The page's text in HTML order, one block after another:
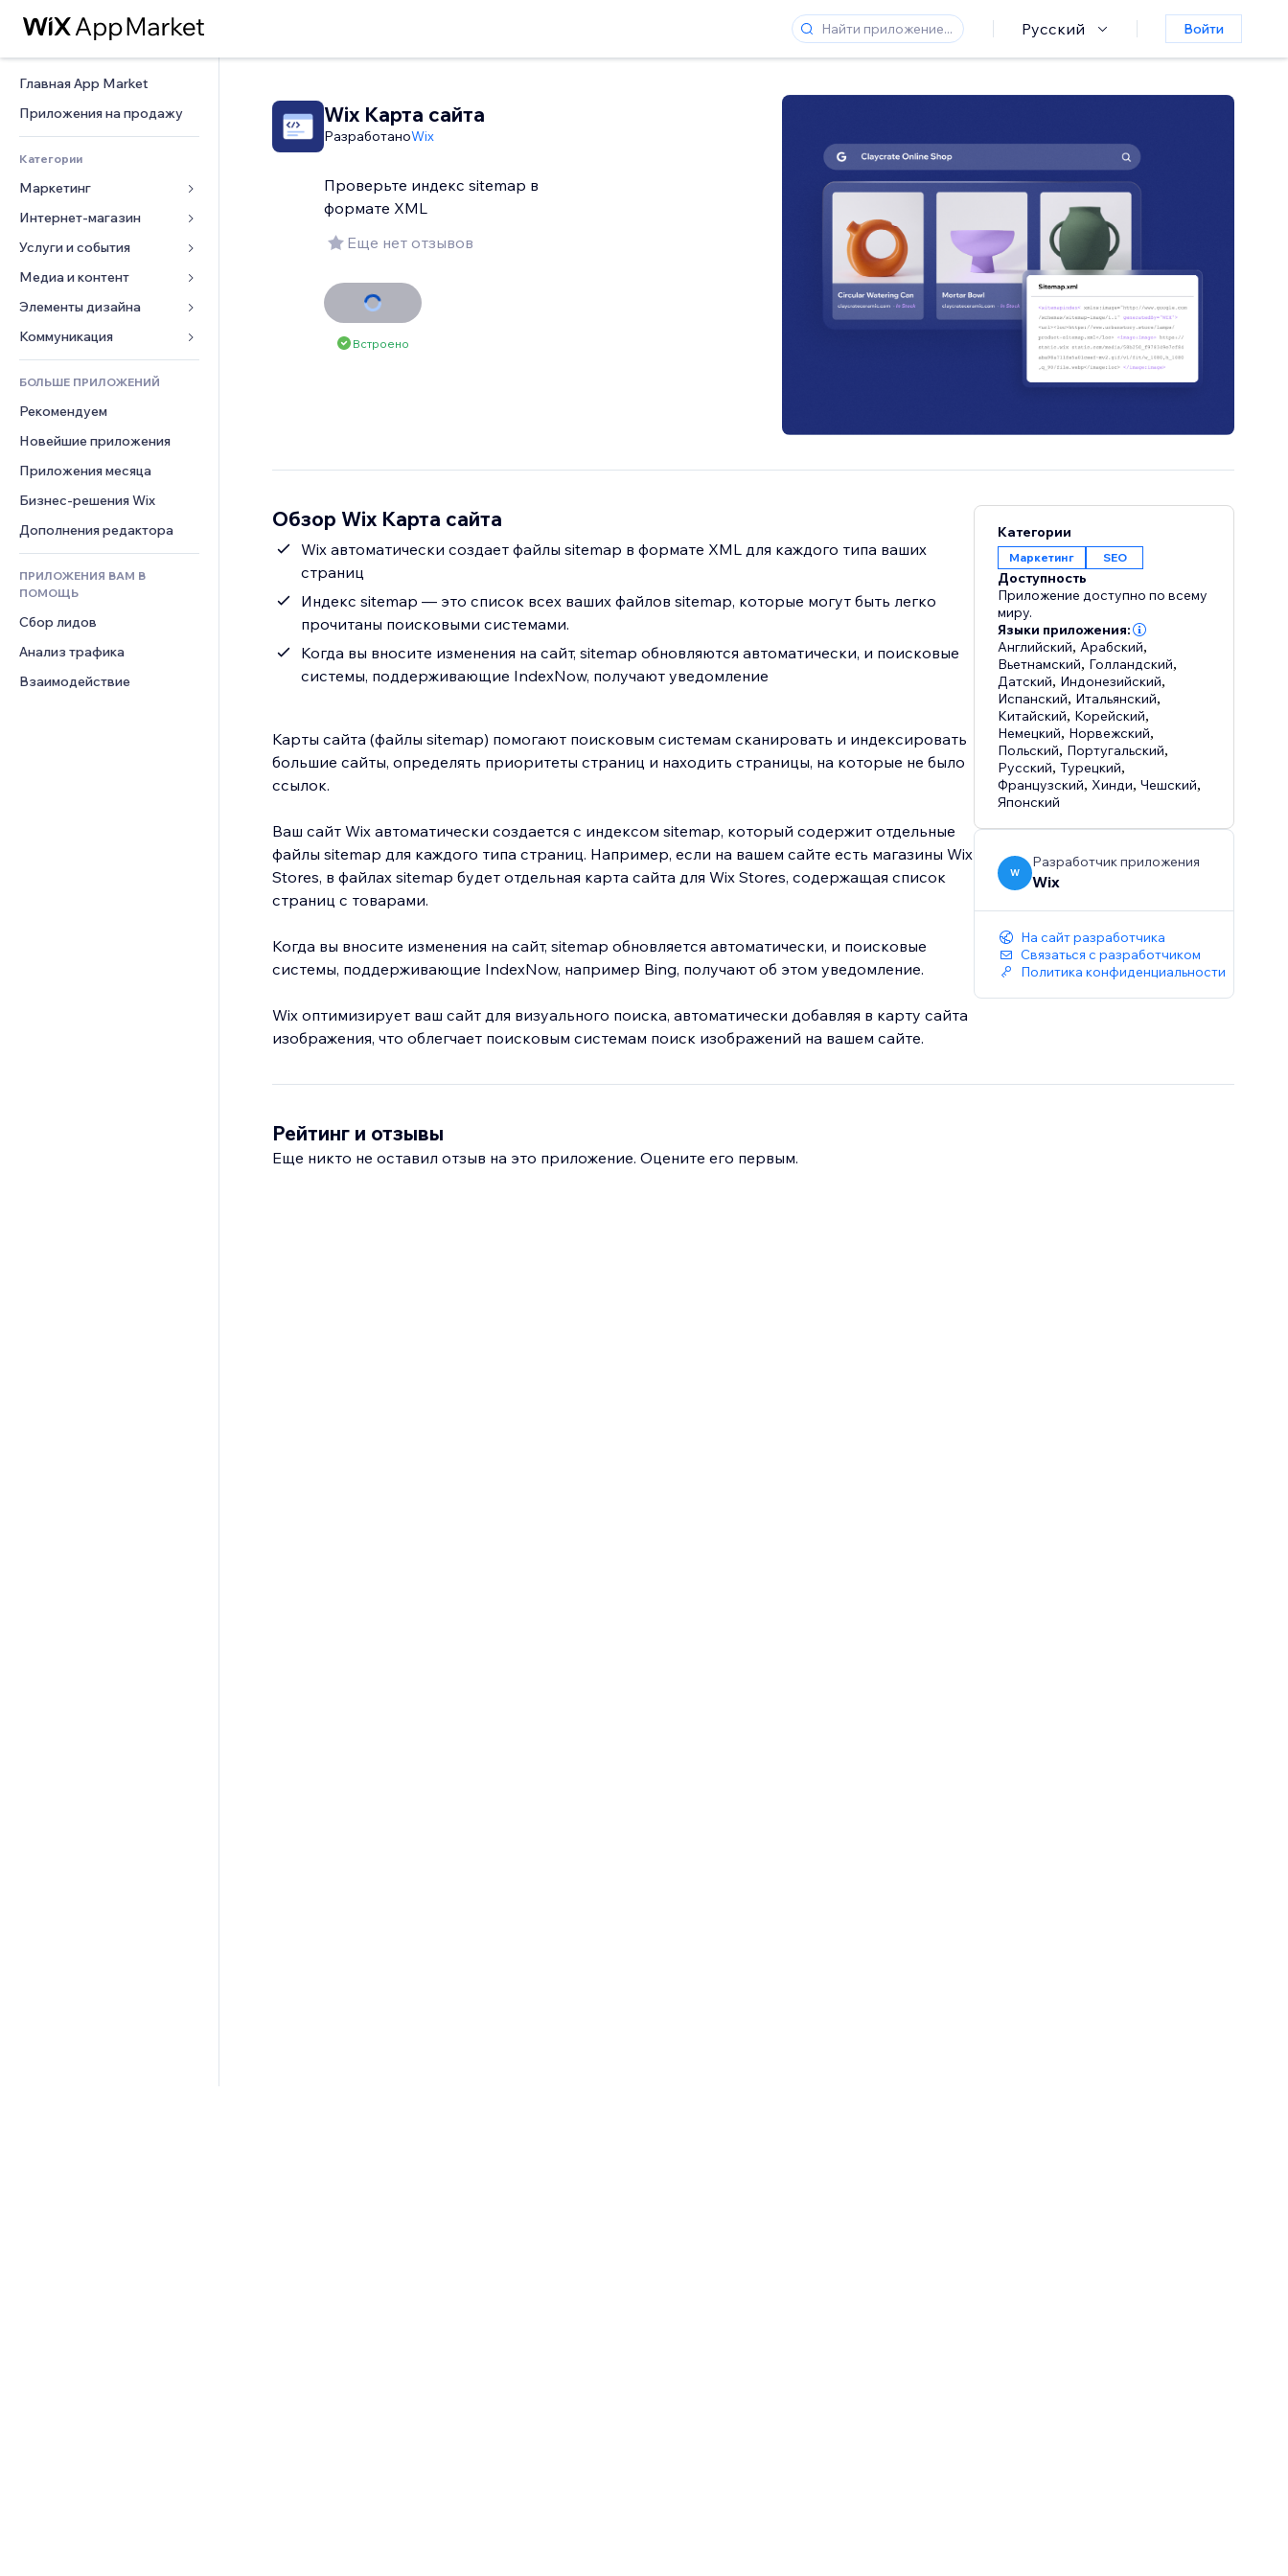
Русский Войти
Главная App Market
Приложения на продажу
Категории
Маркетинг
Реклама
Моб. версия
Веб-аналитика
Списки сайтов
Эл. почта
Интернет-магазин
Приложения для магазинов
Доставка
Кнопки продаж
Бухгалтерский учет
Купоны и лояльность
Складские услуги
Еда и напитки
Услуги и события
Отели
События
Рестораны
Недвижимость
Онлайн-запись
Медиа и контент
Галерея
Музыка
Подкасты
Фотография
Видео
PDF
Обмен файлами
Новости
Элементы дизайна
Карты и навигация
Конфиденциальность и
безопасность
Часы
Баннеры и значки
Калькуляторы
Погода
Графики и таблицы
Формы
Опросы
Чат
Комментарии
Телефон
Сообщество
Отзывы и комментарии
Управление отношениями с
клиентом (CRM)
БОЛЬШЕ ПРИЛОЖЕНИЙ
Рекомендуем
Новейшие приложения
Приложения месяца
Бизнес-решения Wix
Дополнения редактора
ПРИЛОЖЕНИЯ ВАМ В
ПОМОЩЬ
Сбор лидов
Анализ трафика
Взаимодействие
Wix Карта сайта
РазработаноWix
Проверьте индекс sitemap в
формате XML
Еще нет отзывов
Встроено
Обзор Wix Карта сайта
Wix автоматически создает файлы sitemap в формате XML для каждого типа ваших
страниц
Индекс sitemap — это список всех ваших файлов sitemap, которые могут быть легко
прочитаны поисковыми системами.
Когда вы вносите изменения на сайт, sitemap обновляются автоматически, и поисковые
системы, поддерживающие IndexNow, получают уведомление
Карты сайта (файлы sitemap) помогают поисковым системам сканировать и индексировать
большие сайты, определять приоритеты страниц и находить страницы, на которые не было
ссылок.
Ваш сайт Wix автоматически создается с индексом sitemap, который содержит отдельные
файлы sitemap для каждого типа страниц. Например, если на вашем сайте есть магазины Wix
Stores, в файлах sitemap будет отдельная карта сайта для Wix Stores, содержащая список
страниц с товарами.
Когда вы вносите изменения на сайт, sitemap обновляется автоматически, и поисковые
системы, поддерживающие IndexNow, например Bing, получают об этом уведомление.
Wix оптимизирует ваш сайт для визуального поиска, автоматически добавляя в карту сайта
изображения, что облегчает поисковым системам поиск изображений на вашем сайте.
Категории
Маркетинг SEO
Доступность
Приложение доступно по всему
миру.
Языки приложения:
Английский, Арабский,
Вьетнамский, Голландский,
Датский, Индонезийский,
Испанский, Итальянский,
Китайский, Корейский,
Немецкий, Норвежский,
Польский, Португальский,
Русский,Турецкий,
Французский, Хинди,Чешский,
Японский
W
Разработчик приложения
Wix
На сайт разработчика
Связаться с разработчиком
Политика конфиденциальности
Рейтинг и отзывы
Еще никто не оставил отзыв на это приложение. Оцените его первым.